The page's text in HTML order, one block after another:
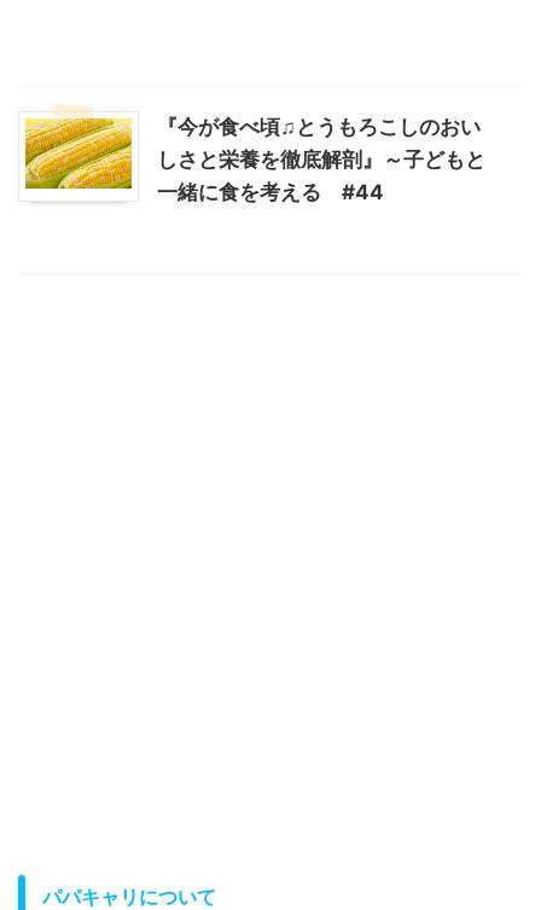
『今が食べ頃♫とうもろこしのおい
しさと栄養を徹底解剖』～子どもと
一緒に食を考える #44
パパキャリについて